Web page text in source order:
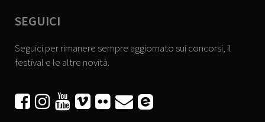
SEGUICI
Seguici per rimanere sempre aggiornato sui concorsi, il
festival e le altre novità.
     